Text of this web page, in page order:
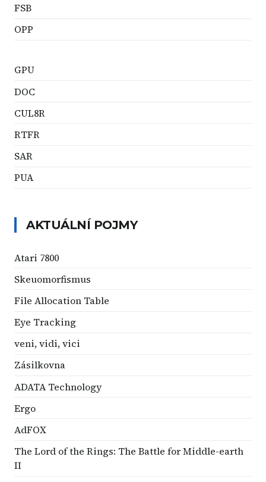
FSB
OPP
GPU
DOC
CUL8R
RTFR
SAR
PUA
AKTUÁLNÍ POJMY
Atari 7800
Skeuomorfismus
File Allocation Table
Eye Tracking
veni, vidi, vici
Zásilkovna
ADATA Technology
Ergo
AdFOX
The Lord of the Rings: The Battle for Middle-earth
II